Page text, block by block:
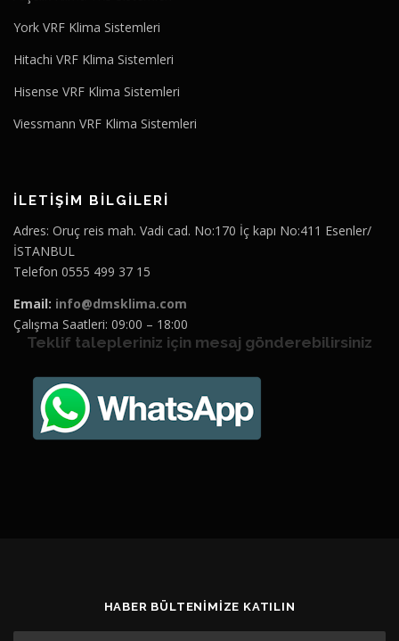
York VRF Klima Sistemleri
Hitachi VRF Klima Sistemleri
Hisense VRF Klima Sistemleri
Viessmann VRF Klima Sistemleri
İLETİŞİM BİLGİLERİ
Adres: Oruç reis mah. Vadi cad. No:170 İç kapı No:411 Esenler/
İSTANBUL
Telefon 0555 499 37 15
Email: info@dmsklima.com
Çalışma Saatleri: 09:00 – 18:00
Teklif talepleriniz için mesaj gönderebilirsiniz
HABER BÜLTENIMIZE KATILIN